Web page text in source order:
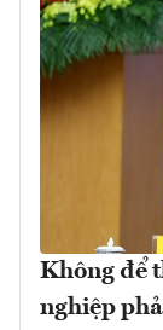
Không để
nghiệp